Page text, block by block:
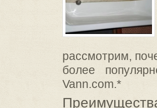
рассмотрим,
более
Vann.com.*